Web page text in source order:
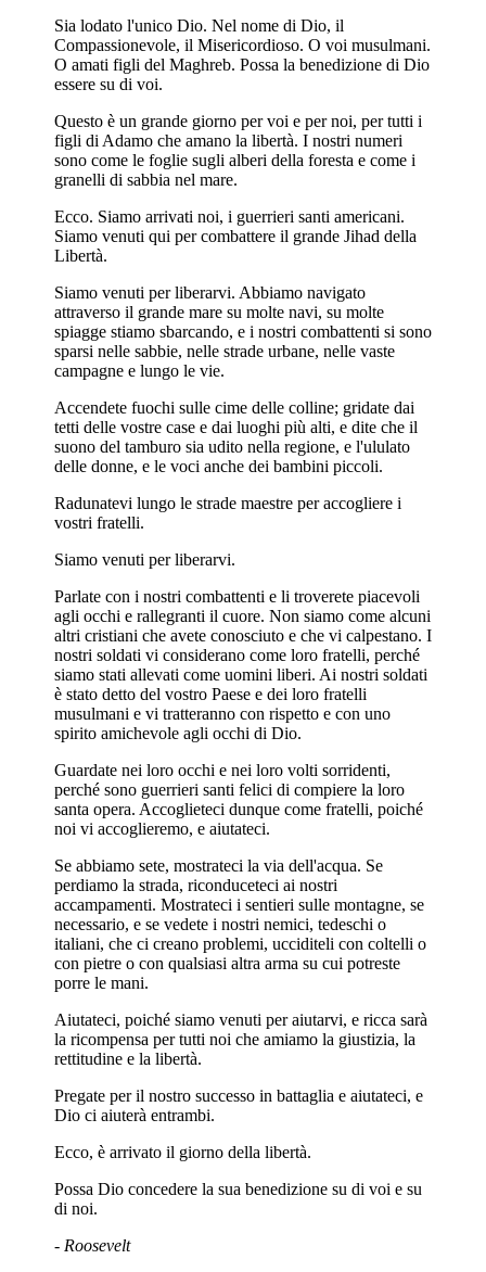
Sia lodato l'unico Dio. Nel nome di Dio, il
Compassionevole, il Misericordioso. O voi musulmani.
O amati figli del Maghreb. Possa la benedizione di Dio
essere su di voi.
Questo è un grande giorno per voi e per noi, per tutti i
figli di Adamo che amano la libertà. I nostri numeri
sono come le foglie sugli alberi della foresta e come i
granelli di sabbia nel mare.
Ecco. Siamo arrivati noi, i guerrieri santi americani.
Siamo venuti qui per combattere il grande Jihad della
Libertà.
Siamo venuti per liberarvi. Abbiamo navigato
attraverso il grande mare su molte navi, su molte
spiagge stiamo sbarcando, e i nostri combattenti si sono
sparsi nelle sabbie, nelle strade urbane, nelle vaste
campagne e lungo le vie.
Accendete fuochi sulle cime delle colline; gridate dai
tetti delle vostre case e dai luoghi più alti, e dite che il
suono del tamburo sia udito nella regione, e l'ululato
delle donne, e le voci anche dei bambini piccoli.
Radunatevi lungo le strade maestre per accogliere i
vostri fratelli.
Siamo venuti per liberarvi.
Parlate con i nostri combattenti e li troverete piacevoli
agli occhi e rallegranti il cuore. Non siamo come alcuni
altri cristiani che avete conosciuto e che vi calpestano. I
nostri soldati vi considerano come loro fratelli, perché
siamo stati allevati come uomini liberi. Ai nostri soldati
è stato detto del vostro Paese e dei loro fratelli
musulmani e vi tratteranno con rispetto e con uno
spirito amichevole agli occhi di Dio.
Guardate nei loro occhi e nei loro volti sorridenti,
perché sono guerrieri santi felici di compiere la loro
santa opera. Accoglieteci dunque come fratelli, poiché
noi vi accoglieremo, e aiutateci.
Se abbiamo sete, mostrateci la via dell'acqua. Se
perdiamo la strada, riconduceteci ai nostri
accampamenti. Mostrateci i sentieri sulle montagne, se
necessario, e se vedete i nostri nemici, tedeschi o
italiani, che ci creano problemi, ucciditeli con coltelli o
con pietre o con qualsiasi altra arma su cui potreste
porre le mani.
Aiutateci, poiché siamo venuti per aiutarvi, e ricca sarà
la ricompensa per tutti noi che amiamo la giustizia, la
rettitudine e la libertà.
Pregate per il nostro successo in battaglia e aiutateci, e
Dio ci aiuterà entrambi.
Ecco, è arrivato il giorno della libertà.
Possa Dio concedere la sua benedizione su di voi e su
di noi.
- Roosevelt